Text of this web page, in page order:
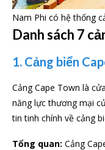
Nam Phi có hệ thống
Danh sách 7
1. Cảng biển
Cảng Cape Town là
năng lực thương mại
tin tinh chính về cảng
Tổng quan: Cảng